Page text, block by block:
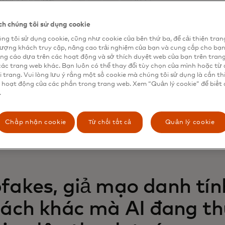
USD đã được ghi nhận vào năm 2023.
hàng cũng đang đẩy mạnh nỗ lực — sử dụng AI để
Trước đây, các đội ngũ phòng chống gian lận đã thiết lập
định giao dịch nào được phê duyệt hay chặn lại. Giờ
dữ liệu để phát hiện các mẫu bất thường và đưa ra các
minh hơn theo thời gian thực.
đã mang lại hiệu quả.Báo cáo ngăn chặn gian lận
thấy 42% tổ chức phát hành và 26% tổ chức chấp
được thiệt hại hơn 5 triệu USD từ các nỗ lực gian lận
để tận dụng tối đa AI trong phòng chống gian lận,
lượng cao để đưa vào các mô hình nhằm đưa ra
giả mạo danh
khác mà AI đang
chúng tôi sử dụng cookie
tôi sử dụng cookie, cũng như cookie của bên thứ ba, để cải thiện
khách truy cập, nâng cao trải nghiệm của bạn và cung cấp cho bạn
cáo dựa trên các hoạt động và sở thích duyệt web của bạn trên
trang web khác. Bạn luôn có thể thay đổi tùy chọn của mình hoặc từ
trang. Vui lòng lưu ý rằng một số cookie mà chúng tôi sử dụng là cần
hoạt động của các phần trong trang web. Xem “Quản lý cookie” để biết
Chấp nhận cookie Từ chối tất cả Quản lý cookie